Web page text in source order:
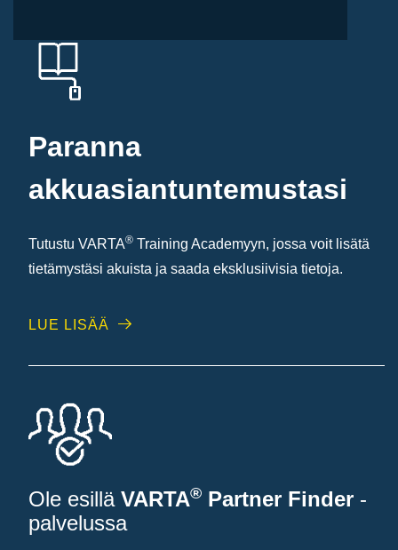
Paranna
akkuasiantuntemustasi
Tutustu VARTA® Training Academyyn, jossa voit lisätä
tietämystäsi akuista ja saada eksklusiivisia tietoja.
LUE LISÄÄ
Ole esillä VARTA® Partner Finder -
palvelussa